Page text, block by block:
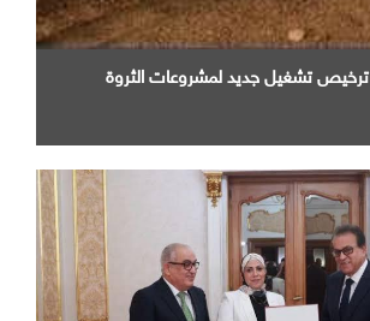
الزراعة تصدر 712 ترخيص تشغيل جديد لمشروعات الثروة